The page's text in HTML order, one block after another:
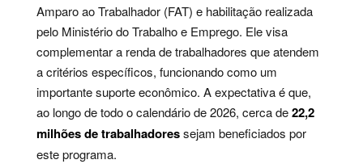
Amparo ao Trabalhador (FAT) e habilitação realizada
pelo Ministério do Trabalho e Emprego. Ele visa
complementar a renda de trabalhadores que atendem
a critérios específicos, funcionando como um
importante suporte econômico. A expectativa é que,
ao longo de todo o calendário de 2026, cerca de22,2
milhões de trabalhadoressejam beneficiados por
este programa.